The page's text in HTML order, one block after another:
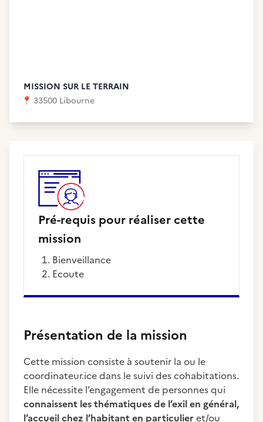
MISSION SUR LE TERRAIN
📍 33500 Libourne
Pré-requis pour réaliser cette
mission
Bienveillance
Ecoute
Présentation de la mission
Cette mission consiste à soutenir la ou le
coordinateur.ice dans le suivi des cohabitations.
Elle nécessite l’engagement de personnes qui
connaissent les thématiques de l’exil en général,
l’accueil chez l’habitant en particulier et/ou